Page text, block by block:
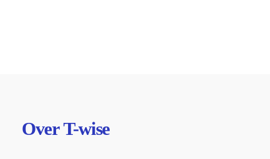
OverT-wise